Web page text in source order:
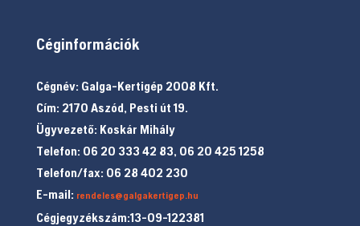
Céginformációk
Cégnév: Galga-Kertigép 2008 Kft.
Cím: 2170 Aszód, Pesti út 19.
Ügyvezető: Koskár Mihály
Telefon: 06 20 333 42 83, 06 20 425 1258
Telefon/fax: 06 28 402 230
E-mail: rendeles@galgakertigep.hu
Cégjegyzékszám:13-09-122381